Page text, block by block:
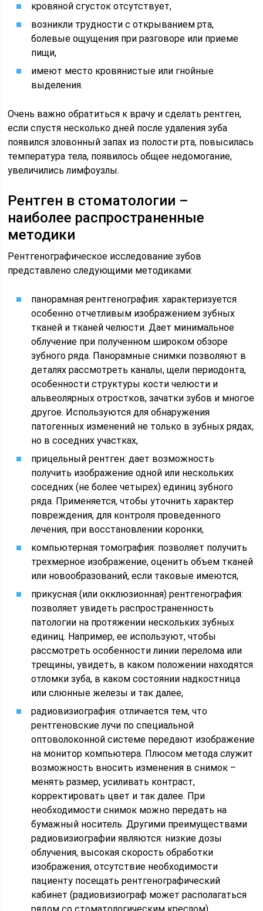
кровяной сгусток отсутствует,
возникли трудности с открыванием рта,
болевые ощущения при разговоре или приеме
пищи,
имеют место кровянистые или гнойные
выделения.
Очень важно обратиться к врачу и сделать рентген,
если спустя несколько дней после удаления зуба
появился зловонный запах из полости рта, повысилась
температура тела, появилось общее недомогание,
увеличились лимфоузлы.
Рентген в стоматологии –
наиболее распространенные
методики
Рентгенографическое исследование зубов
представлено следующими методиками:
панорамная рентгенография: характеризуется
особенно отчетливым изображением зубных
тканей и тканей челюсти. Дает минимальное
облучение при полученном широком обзоре
зубного ряда. Панорамные снимки позволяют в
деталях рассмотреть каналы, щели периодонта,
особенности структуры кости челюсти и
альвеолярных отростков, зачатки зубов и многое
другое. Используются для обнаружения
патогенных изменений не только в зубных рядах,
но в соседних участках,
прицельный рентген: дает возможность
получить изображение одной или нескольких
соседних (не более четырех) единиц зубного
ряда. Применяется, чтобы уточнить характер
повреждения, для контроля проведенного
лечения, при восстановлении коронки,
компьютерная томография: позволяет получить
трехмерное изображение, оценить объем тканей
или новообразований, если таковые имеются,
прикусная (или окклюзионная) рентгенография:
позволяет увидеть распространенность
патологии на протяжении нескольких зубных
единиц. Например, ее используют, чтобы
рассмотреть особенности линии перелома или
трещины, увидеть, в каком положении находятся
отломки зуба, в каком состоянии надкостница
или слюнные железы и так далее,
радиовизиография: отличается тем, что
рентгеновские лучи по специальной
оптоволоконной системе передают изображение
на монитор компьютера. Плюсом метода служит
возможность вносить изменения в снимок –
менять размер, усиливать контраст,
корректировать цвет и так далее. При
необходимости снимок можно передать на
бумажный носитель. Другими преимуществами
радиовизиографии являются: низкие дозы
облучения, высокая скорость обработки
изображения, отсутствие необходимости
пациенту посещать рентгенографический
кабинет (радиовизиограф может располагаться